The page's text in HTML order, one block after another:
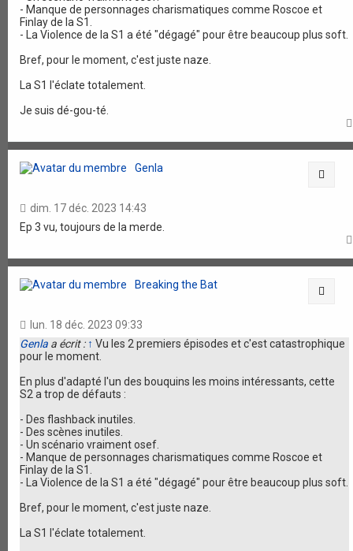
- Manque de personnages charismatiques comme Roscoe et
Finlay de la S1.
- La Violence de la S1 a été "dégagé" pour être beaucoup plus soft.
Bref, pour le moment, c'est juste naze.
La S1 l'éclate totalement.
Je suis dé-gou-té.
Genla
dim. 17 déc. 2023 14:43
Ep 3 vu, toujours de la merde.
Breaking the Bat
lun. 18 déc. 2023 09:33
Genla a écrit : ↑ Vu les 2 premiers épisodes et c'est catastrophique
pour le moment.
En plus d'adapté l'un des bouquins les moins intéressants, cette
S2 a trop de défauts :
- Des flashback inutiles.
- Des scènes inutiles.
- Un scénario vraiment osef.
- Manque de personnages charismatiques comme Roscoe et
Finlay de la S1.
- La Violence de la S1 a été "dégagé" pour être beaucoup plus soft.
Bref, pour le moment, c'est juste naze.
La S1 l'éclate totalement.